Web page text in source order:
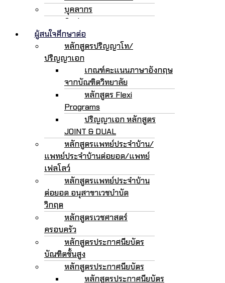
บุคลากร
ติดต่อเรา
ผู้สนใจศึกษาต่อ
หลักสูตรปริญญาโท/
ปริญญาเอก
เกณฑ์คะแนนภาษาอังกฤษ
จากบัณฑิตวิทยาลัย
หลักสูตร Flexi
Programs
ปริญญาเอก หลักสูตร
JOINT & DUAL
หลักสูตรแพทย์ประจำบ้าน/
แพทย์ประจำบ้านต่อยอด/แพทย์
เฟลโลว์
หลักสูตรแพทย์ประจำบ้าน
ต่อยอด อนุสาขาเวชบำบัด
วิกฤต
หลักสูตรเวชศาสตร์
ครอบครัว
หลักสูตรประกาศนียบัตร
บัณฑิตชั้นสูง
หลักสูตรประกาศนียบัตร
หลักสูตรประกาศนียบัตร